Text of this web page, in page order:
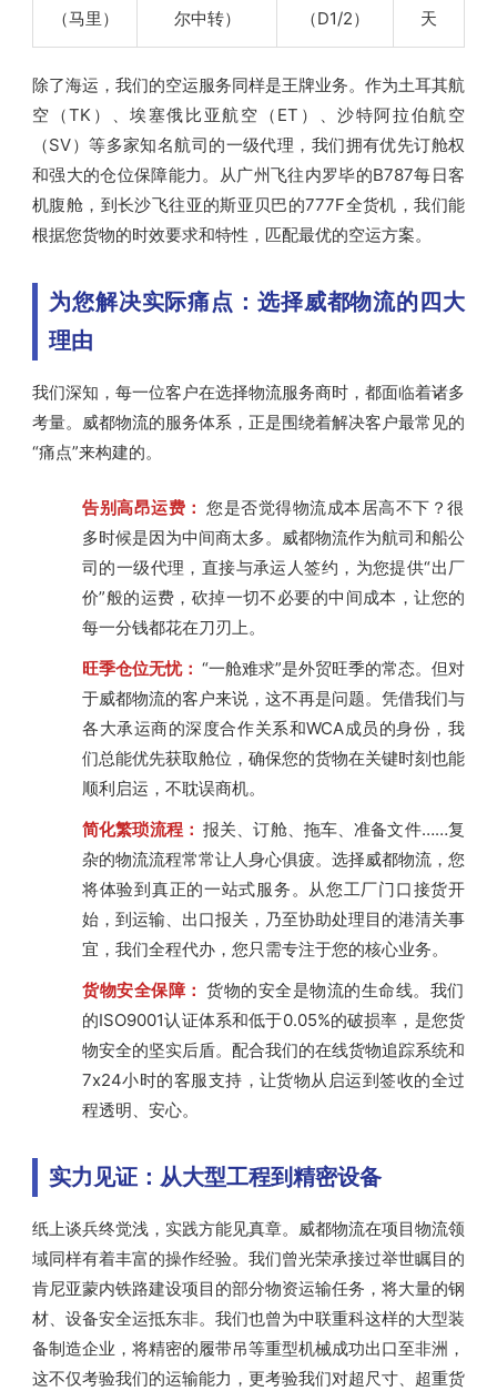
（马里）
尔中转）
（D1/2）
天
除了海运，我们的空运服务同样是王牌业务。作为土耳其航
空（TK）、埃塞俄比亚航空（ET）、沙特阿拉伯航空
（SV）等多家知名航司的一级代理，我们拥有优先订舱权
和强大的仓位保障能力。从广州飞往内罗毕的B787每日客
机腹舱，到长沙飞往亚的斯亚贝巴的777F全货机，我们能
根据您货物的时效要求和特性，匹配最优的空运方案。
为您解决实际痛点：选择威都物流的四大
理由
我们深知，每一位客户在选择物流服务商时，都面临着诸多
考量。威都物流的服务体系，正是围绕着解决客户最常见的
“痛点”来构建的。
告别高昂运费：您是否觉得物流成本居高不下？很
多时候是因为中间商太多。威都物流作为航司和船公
司的一级代理，直接与承运人签约，为您提供“出厂
价”般的运费，砍掉一切不必要的中间成本，让您的
每一分钱都花在刀刃上。
旺季仓位无忧： “一舱难求”是外贸旺季的常态。但对
于威都物流的客户来说，这不再是问题。凭借我们与
各大承运商的深度合作关系和WCA成员的身份，我
们总能优先获取舱位，确保您的货物在关键时刻也能
顺利启运，不耽误商机。
简化繁琐流程：报关、订舱、拖车、准备文件……复
杂的物流流程常常让人身心俱疲。选择威都物流，您
将体验到真正的一站式服务。从您工厂门口接货开
始，到运输、出口报关，乃至协助处理目的港清关事
宜，我们全程代办，您只需专注于您的核心业务。
货物安全保障：货物的安全是物流的生命线。我们
的ISO9001认证体系和低于0.05%的破损率，是您货
物安全的坚实后盾。配合我们的在线货物追踪系统和
7x24小时的客服支持，让货物从启运到签收的全过
程透明、安心。
实力见证：从大型工程到精密设备
纸上谈兵终觉浅，实践方能见真章。威都物流在项目物流领
域同样有着丰富的操作经验。我们曾光荣承接过举世瞩目的
肯尼亚蒙内铁路建设项目的部分物资运输任务，将大量的钢
材、设备安全运抵东非。我们也曾为中联重科这样的大型装
备制造企业，将精密的履带吊等重型机械成功出口至非洲，
这不仅考验我们的运输能力，更考验我们对超尺寸、超重货